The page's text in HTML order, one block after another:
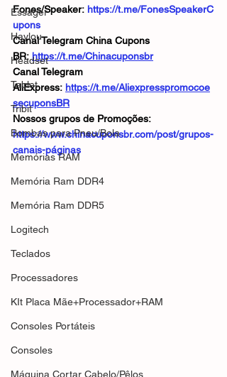
Essager
Haylou
Headset
Tablet
Tribit
Bombas para Pneu/Bola
Memórias RAM
Memória Ram DDR4
Memória Ram DDR5
Logitech
Teclados
Processadores
KIt Placa Mãe+Processador+RAM
Consoles Portáteis
Consoles
Máquina Cortar Cabelo/Pêlos
Fones/Speaker: https://t.me/FonesSpeakerC
upons
Canal Telegram China Cupons
BR: https://t.me/Chinacuponsbr
Canal Telegram
AliExpress: https://t.me/Aliexpresspromocoe
secuponsBR
Nossos grupos de Promoções:
https://www.chinacuponsbr.com/post/grupos-
canais-páginas